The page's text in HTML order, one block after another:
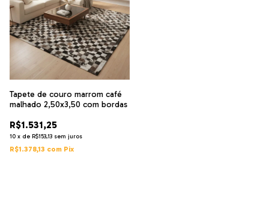
Tapete de couro marrom café
malhado 2,50x3,50 com bordas
R$1.531,25
10 x de R$153,13 sem juros
R$1.378,13 com Pix